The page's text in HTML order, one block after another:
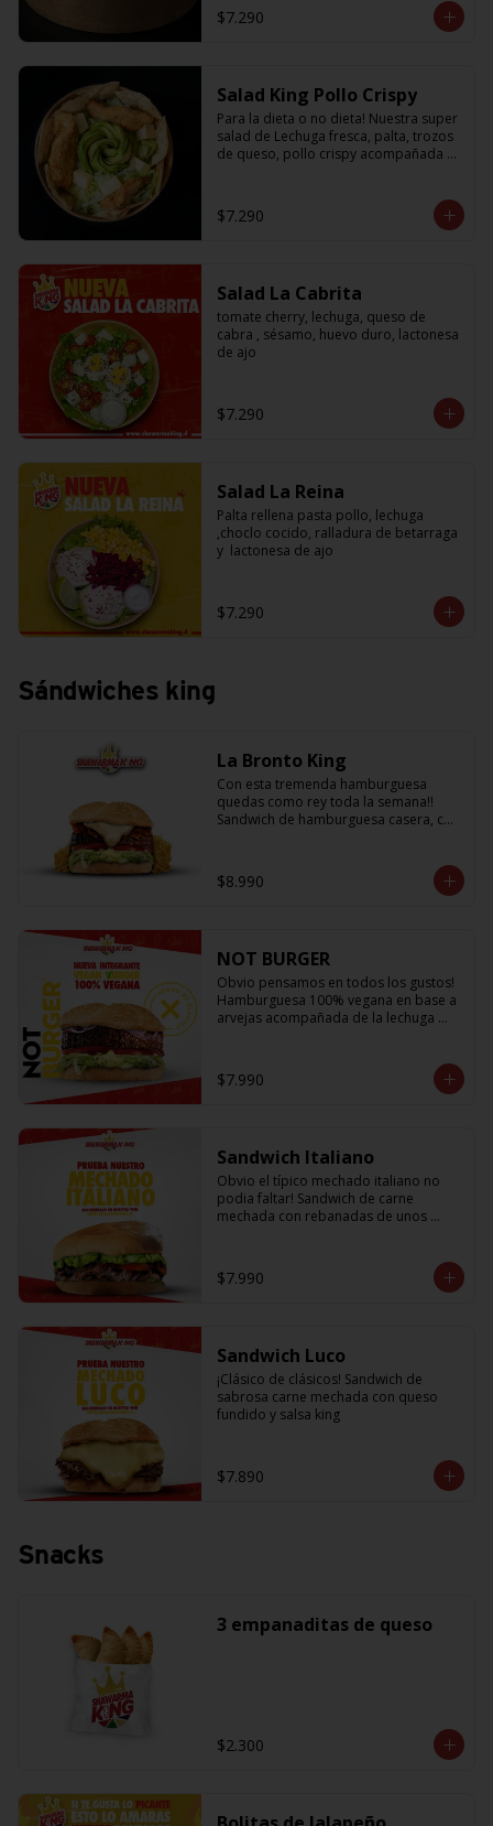
$7.290
Salad King Pollo Crispy
Para la dieta o no dieta! Nuestra super
salad de Lechuga fresca, palta, trozos
de queso, pollo crispy acompañada
$7.290
Salad La Cabrita
tomate cherry, lechuga, queso de
cabra , sésamo, huevo duro, lactonesa
de ajo
$7.290
Salad La Reina
Palta rellena pasta pollo, lechuga
,choclo cocido, ralladura de betarraga
y  lactonesa de ajo
$7.290
Sándwiches king
La Bronto King
Con esta tremenda hamburguesa
quedas como rey toda la semana!!
Sandwich de hamburguesa casera, con
queso fundido, crujientes papitas hilo
y salsa king... Uff es pero ¡E-X-Q-U-I-S-I-
$8.990
NOT BURGER
Obvio pensamos en todos los gustos!
Hamburguesa 100% vegana en base a
arvejas acompañada de la lechuga
toque crujiente y Not Mayo
$7.990
Sandwich Italiano
Obvio el típico mechado italiano no
podia faltar! Sandwich de carne
mechada con rebanadas de unos
que probaras y para darle el toque
una sutil salsa king 👑
$7.990
Sandwich Luco
¡Clásico de clásicos! Sandwich de
sabrosa carne mechada con queso
fundido y salsa king
$7.890
Snacks
3 empanaditas de queso
$2.300